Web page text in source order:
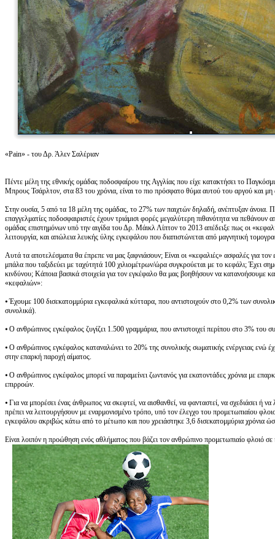
«Pain» - του Δρ. Άλεν Σαλέριαν
Πέντε μέλη της εθνικής ομάδας ποδοσφαίρου της Αγγλίας που είχε κατακτήσει το
Μπρους Τσάρλτον, στα 83 του χρόνια, είναι το πιο πρόσφατο θύμα αυτού του αργού και
Στην ουσία, 5 από τα 18 μέλη της ομάδας, το 27% των παιχτών δηλαδή, ανέπτυξαν άνοια.
επαγγελματίες ποδοσφαιριστές έχουν τριάμισι φορές μεγαλύτερη πιθανότητα να
ομάδας επιστημόνων υπό την αιγίδα του Δρ. Μάικλ Λίπτον το 2013 απέδειξε πως οι
λειτουργία, και απώλεια λευκής ύλης εγκεφάλου που διαπιστώνεται από μαγνητική
Αυτά τα αποτελέσματα θα έπρεπε να μας ξαφνιάσουν; Είναι οι «κεφαλιές» ασφαλές για
μπάλα που ταξιδεύει με ταχύτητά 100 χιλιομέτρων/ώρα συγκρούεται με το κεφάλι; Έχει
κινδύνου; Κάποια βασικά στοιχεία για τον εγκέφαλο θα μας βοηθήσουν να κατανοήσουμε
«κεφαλιών»:
⦁ Έχουμε 100 δισεκατομμύρια εγκεφαλικά κύτταρα, που αντιστοιχούν στο 0,2% των
συνολικά).
⦁ Ο ανθρώπινος εγκέφαλος ζυγίζει 1.500 γραμμάρια, που αντιστοιχεί περίπου στο 3% του
⦁ Ο ανθρώπινος εγκέφαλος καταναλώνει το 20% της συνολικής σωματικής ενέργειας ενώ
στην επαρκή παροχή αίματος.
⦁ Ο ανθρώπινος εγκέφαλος μπορεί να παραμείνει ζωντανός για εκατοντάδες χρόνια με
επιρροών.
⦁ Για να μπορέσει ένας άνθρωπος να σκεφτεί, να αισθανθεί, να φανταστεί, να σχεδιάσει ή
πρέπει να λειτουργήσουν με εναρμονισμένο τρόπο, υπό τον έλεγχο του προμετωπιαίου
εγκεφάλου ακριβώς κάτω από το μέτωπο και που χρειάστηκε 3,6 δισεκατομμύρια χρόνια
Είναι λοιπόν η προώθηση ενός αθλήματος που βάζει τον ανθρώπινο προμετωπιαίο φλοιό